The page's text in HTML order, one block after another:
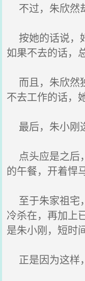
不过，朱欣然
按她的话说，
如果不去的话，
而且，朱欣然
不去工作的话，
最后，朱小刚
点头应是之后
的午餐，开着悍
至于朱家祖宅
冷杀在，再加上
是朱小刚，短时
正是因为这样